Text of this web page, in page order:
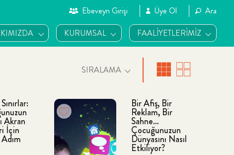
Ebeveyn Girişi Üye Ol
Ara
KURUMSAL FAALİYETLERİMİZ
SIRALAMA
Akran
İçin
Bir Afiş, Bir
Reklam, Bir
Sahne…
Çocuğunuzun
Dünyasını Nasıl
Etkiliyor?